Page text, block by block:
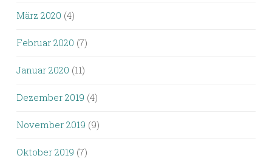
März 2020 (4)
Februar 2020 (7)
Januar 2020 (11)
Dezember 2019 (4)
November 2019 (9)
Oktober 2019 (7)